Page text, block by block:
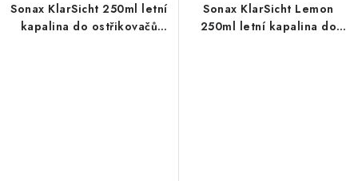
Sonax KlarSicht 250ml letní
kapalina do ostřikovačů
Sonax KlarSicht Lemon
250ml letní kapalina do